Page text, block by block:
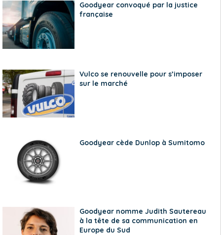
Goodyear convoqué par la justice
française
Vulco se renouvelle pour s’imposer
sur le marché
Goodyear cède Dunlop à Sumitomo
Goodyear nomme Judith Sautereau
à la tête de sa communication en
Europe du Sud